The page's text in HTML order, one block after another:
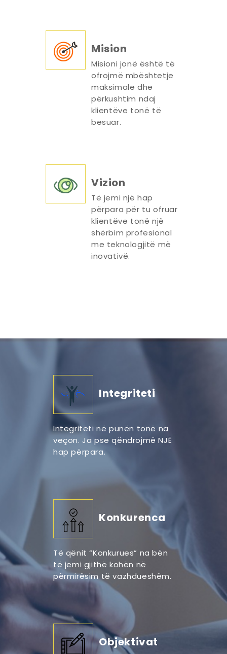
Mision
Misioni jonë është të
ofrojmë mbështetje
maksimale dhe
përkushtim ndaj
klientëve tonë të
besuar.
Vizion
Të jemi një hap
përpara për tu ofruar
klientëve tonë një
shërbim profesional
me teknologjitë më
inovativë.
Integriteti
Integriteti në punën tonë na
veçon. Ja pse qëndrojmë NJË
hap përpara.
Konkurenca
Të qënit “Konkurues” na bën
të jemi gjithë kohën në
përmirësim të vazhdueshëm.
Objektivat